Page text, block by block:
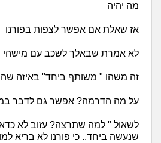
מה יהיה
אז שאלת אם אפשר לצפות בפורנו
לא אמרת שבאלך לשכב עם מישהי
זה משהו " משותף ביחד" באיזה
על מה הדרמה? אפשר גם לדבר
לשאול " למה שתרצה? עזוב לא
שנעשה ביחד.. כי פורנו לא בריא